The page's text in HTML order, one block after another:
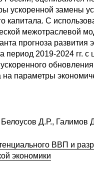
и вакансии
ускоренной замены
капитала. С
межотраслевой
прогноза развития
период 2019-2024 гг. с
на параметры
Д.Р., Галимов
ВВП и
экономики